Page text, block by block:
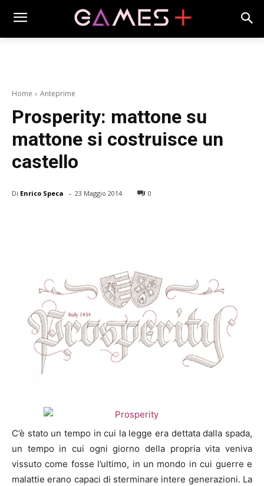
Home Anteprime
Prosperity: mattone su
mattone si costruisce un
castello
Di Enrico Speca - 23 Maggio 2014 0
C’è stato un tempo in cui la legge era dettata dalla spada,
un tempo in cui ogni giorno della propria vita veniva
vissuto come fosse l’ultimo, in un mondo in cui guerre e
malattie erano capaci di sterminare intere generazioni. La